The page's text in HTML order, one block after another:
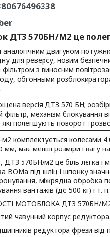
ДТЗ 570БН/М2 це
двигуном
для реверсу, новим
фільтром з виносним
обгонными
версія ДТЗ 570 БН;
фільтр, механізм блокування
які полегшують поворот і
комплектується колесами
мм, має менші розміри і вагу
ДТЗ 570БН/м2 це біль легка і
ВОМа під шліц і шпонку
міжрядна обробка
вантажів (до 500 кг) і т. п.
МОТОБЛОКА ДТЗ 570БН/
чавунний корпус редуктора.
редуктора фрези від